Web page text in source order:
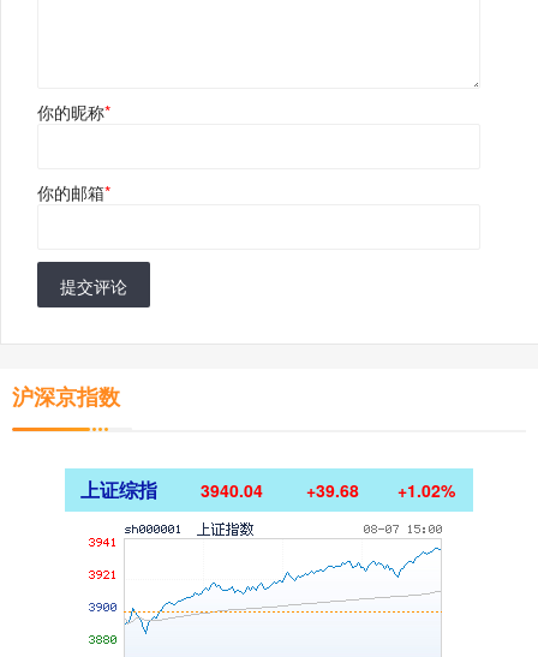
你的昵称*
你的邮箱*
提交评论
沪深京指数
上证综指 3940.04 +39.68 +1.02%